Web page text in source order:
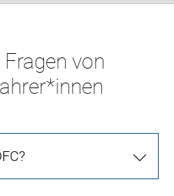
von